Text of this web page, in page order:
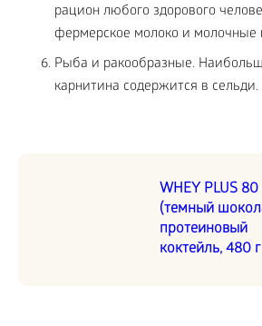
рацион любого здорового
фермерское молоко и молочные
Рыба и ракообразные.
карнитина содержится в сельди.
WHEY PLUS 80
(темный
протеиновый
коктейль, 480 г